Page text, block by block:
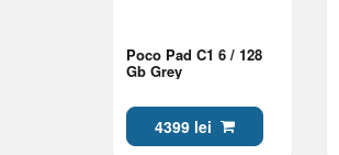
Poco Pad C1 6 / 128
Gb Grey
4399 lei